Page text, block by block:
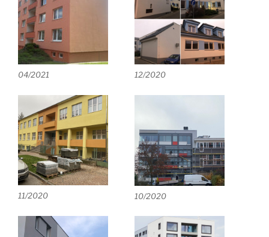
04/2021 12/2020
11/2020 10/2020